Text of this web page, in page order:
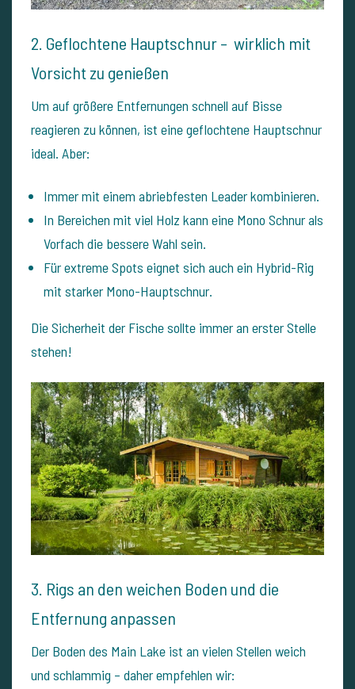
2. Geflochtene Hauptschnur – wirklich mit
Vorsicht zu genießen
Um auf größere Entfernungen schnell auf Bisse
reagieren zu können, ist eine geflochtene Hauptschnur
ideal. Aber:
Immer mit einem abriebfesten Leader kombinieren.
In Bereichen mit viel Holz kann eine Mono Schnur als
Vorfach die bessere Wahl sein.
Für extreme Spots eignet sich auch ein Hybrid-Rig
mit starker Mono-Hauptschnur.
Die Sicherheit der Fische sollte immer an erster Stelle
stehen!
3. Rigs an den weichen Boden und die
Entfernung anpassen
Der Boden des Main Lake ist an vielen Stellen weich
und schlammig – daher empfehlen wir: